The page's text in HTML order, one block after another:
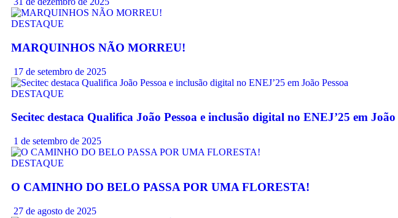
DESTAQUE
MARQUINHOS NÃO MORREU!
17 de setembro de 2025
DESTAQUE
Secitec destaca Qualifica João Pessoa e inclusão digital no ENEJ’25 em João
1 de setembro de 2025
DESTAQUE
O CAMINHO DO BELO PASSA POR UMA FLORESTA!
27 de agosto de 2025